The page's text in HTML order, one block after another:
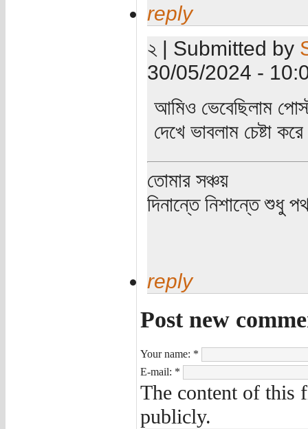
reply
২ | Submitted by
30/05/2024 -
আমিও ভেবেছিলাম
দেখে ভাবলাম চেষ্টা
তোমার সঞ্চয়
দিনান্তে নিশান্তে শুধু
reply
Post new
Your name: *
E-mail: *
The content of this
publicly.